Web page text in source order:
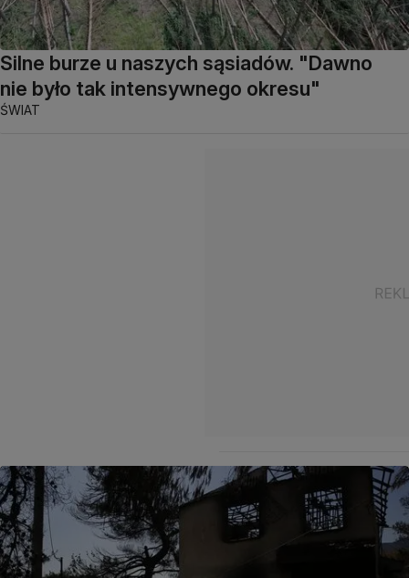
Silne burze u naszych sąsiadów. "Dawno
nie było tak intensywnego okresu"
ŚWIAT